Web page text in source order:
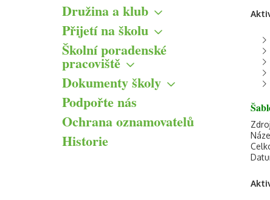
Družina a klub
Klub
Řád
ŠVP
Formuláře
Přijetí na školu
Přestup na CMcZŠ z jiné
základní školy
Přijímací řízení na střední
školy
Školní poradenské
pracoviště
Přehled aktivit
Kontakty ŠPP
Dokumenty školy
Výroční zprávy
Informace pro veřejnost
Formuláře ke stažení
Informační memorandum
Podpořte nás
Ochrana oznamovatelů
Historie